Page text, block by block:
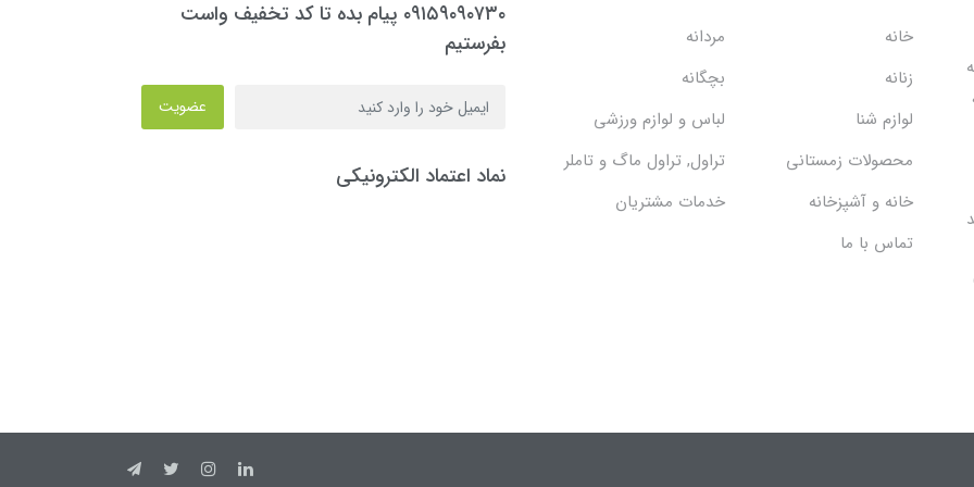
خانه
مردانه
زنانه
بچگانه
لوازم شنا
لباس و لوازم ورزشی
محصولات زمستانی
تراول, تراول ماگ و تاملر
خانه و آشپزخانه
خدمات مشتریان
تماس با ما
۰۹۱۵۹۰۹۰۷۳۰ پیام بده تا کد تخفیف واست
بفرستیم
عضویت
نماد اعتماد الکترونیکی